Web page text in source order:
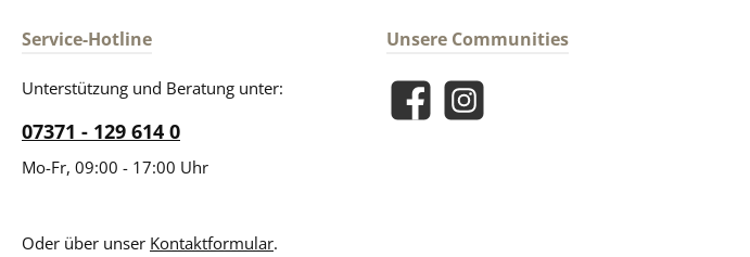
Service-Hotline
Unterstützung und Beratung unter:
07371 - 129 614 0
Mo-Fr, 09:00 - 17:00 Uhr
Oder über unser Kontaktformular.
Unsere Communities
FacebookInstagram